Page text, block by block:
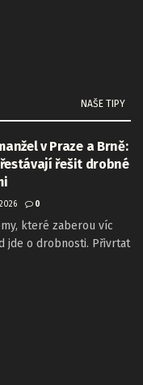
NAŠE TIPY
v Praze a Brně:
řešit drobné
0
které zaberou víc
jde o drobnosti. Přivrtat